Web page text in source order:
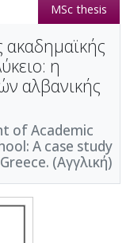
MSc thesis
ακαδημαϊκής
η
αλβανικής
of Academic
Α case study
(Αγγλική)